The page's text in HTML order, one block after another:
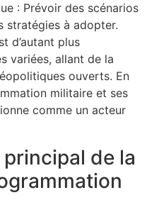
: Prévoir des scénarios
stratégies à adopter.
d’autant plus
variées, allant de la
ouverts. En
militaire et ses
comme un acteur
principal de la